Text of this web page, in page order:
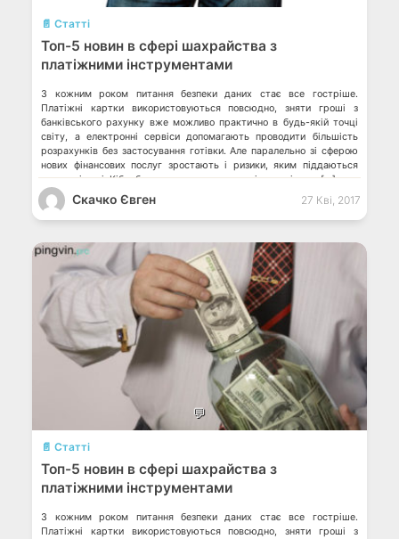
📄 Статті
Топ-5 новин в сфері шахрайства з
платіжними інструментами
З кожним роком питання безпеки даних стає все гостріше.
Платіжні картки використовуються повсюдно, зняти гроші з
банківського рахунку вже можливо практично в будь-якій точці
світу, а електронні сервіси допомагають проводити більшість
розрахунків без застосування готівки. Але паралельно зі сферою
нових фінансових послуг зростають і ризики, яким піддаються
карткові дані. Кібербезпека стала одним з пріоритетів для […]
Скачко Євген 27 Кві, 2017
💬
📄 Статті
Топ-5 новин в сфері шахрайства з
платіжними інструментами
З кожним роком питання безпеки даних стає все гостріше.
Платіжні картки використовуються повсюдно, зняти гроші з